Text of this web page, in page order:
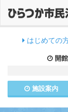
はじめての
開館
施設案内